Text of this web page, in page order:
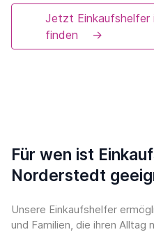
Jetzt Einkaufshelfer
finden
→
Für wen ist
Norderstedt
Unsere Einkaufshelfer
und Familien, die ihren Alltag